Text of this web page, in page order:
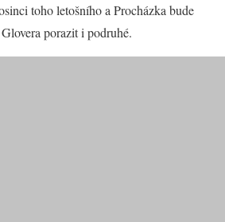
toho letošního a Procházka bude
porazit i podruhé.